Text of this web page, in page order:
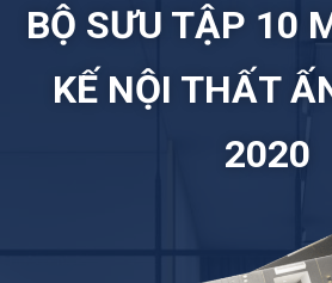
BỘ SƯU TẬP 10
KẾ NỘI THẤT
2020